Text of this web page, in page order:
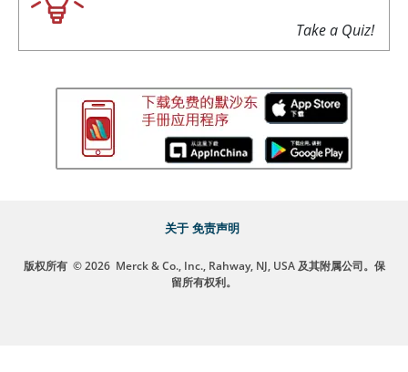
Take a Quiz!
关于 免责声明
版权所有 © 2026 Merck & Co., Inc., Rahway, NJ, USA 及其附属公司。保
留所有权利。